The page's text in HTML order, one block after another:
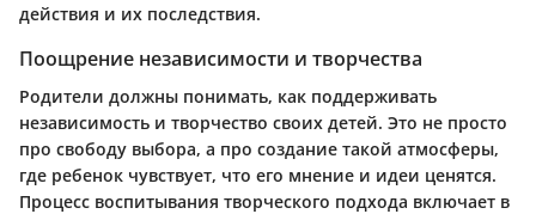
действия и их последствия.
Поощрение независимости и творчества
Родители должны понимать, как поддерживать
независимость и творчество своих детей. Это не просто
про свободу выбора, а про создание такой атмосферы,
где ребенок чувствует, что его мнение и идеи ценятся.
Процесс воспитывания творческого подхода включает в